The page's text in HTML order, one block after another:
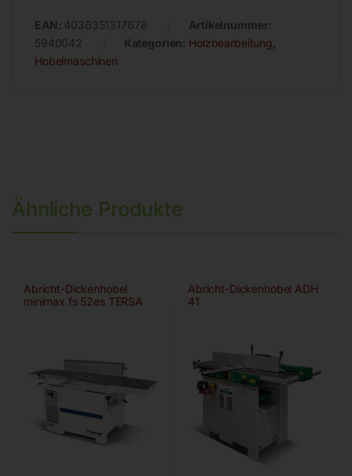
EAN: 4036351317678
Artikelnummer:
5940042
Kategorien: Holzbearbeitung
Hobelmaschinen
Ähnliche Produkte
Abricht-Dickenhobel
minimax fs 52es TERSA
Abricht-Dickenhobel ADH
41